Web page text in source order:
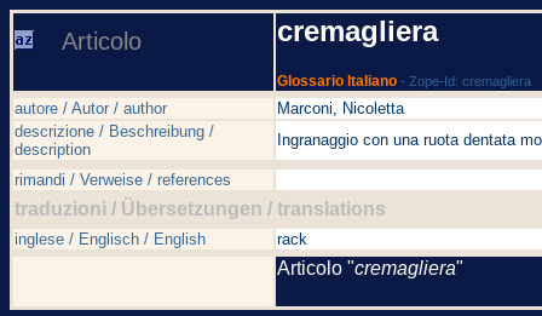
Articolo cremagliera
Glossario Italiano - Zope-Id: cremagliera
autore / Autor / author
Marconi, Nicoletta
descrizione / Beschreibung /
description
Ingranaggio con una ruota dentata
rimandi / Verweise / references
traduzioni / Übersetzungen / translations
inglese / Englisch / English rack
Articolo "cremagliera"